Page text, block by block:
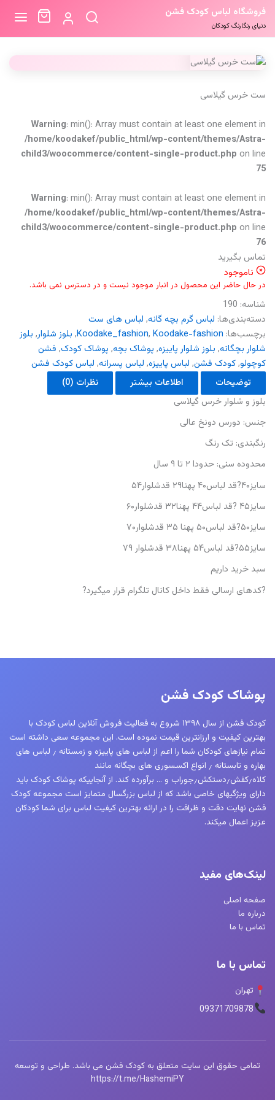
فروشگاه لباس کودک فشن
دنیای رنگارنگ کودکان
ست خرس گیلاسی
Warning: min(): Array must contain at least one element in
/home/koodakef/public_html/wp-content/themes/Astra-
child3/woocommerce/content-single-product.php on line
75
Warning: min(): Array must contain at least one element in
/home/koodakef/public_html/wp-content/themes/Astra-
child3/woocommerce/content-single-product.php on line
76
تماس بگیرید
ناموجود
در حال حاضر این محصول در انبار موجود نیست و در دسترس نمی باشد.
شناسه: 190
دسته‌بندی‌ها: لباس گرم بچه گانه, لباس های ست
برچسب‌ها:
Koodake_fashion,Koodake-fashion
, بلوز شلوار, بلوز
شلوار بچگانه, بلوز شلوار پاییزه, پوشاک بچه, پوشاک کودک, فشن
کوچولو,کودک فشن, لباس پاییزه, لباس پسرانه, لباس کودک فشن
توضیحات
اطلاعات بیشتر
نظرات (0)
بلوز و شلوار خرس گیلاسی
جنس: دورس دونخ عالی
رنگبندی: تک رنگ
محدوده سنی: حدودا ۲ تا ۹ سال
سایز۴۰?قد لباس۴۰ پهنا۲۹ قدشلوار۵۴
سایز۴۵ ?قد لباس۴۴ پهنا۳۲ قدشلوار۶۰
سایز۵۰?قد لباس۵۰ پهنا ۳۵ قدشلوار۷۰
سایز۵۵?قد لباس۵۴ پهنا۳۸ قدشلوار ۷۹
سبد خرید داریم
?کدهای ارسالی فقط داخل کانال تلگرام قرار میگیرد?
پوشاک کودک فشن
کودک فشن از سال ۱۳۹۸ شروع به فعالیت فروش آنلاین لباس کودک با
بهترین کیفیت و ارزانترین قیمت نموده است. این مجموعه سعی داشته است
تمام نیازهای کودکان شما را اعم از لباس های پاییزه و زمستانه ٫ لباس های
بهاره و تابستانه ٫ انواع اکسسوری های بچگانه مانند
کلاه٫کفش٫دستکش٫جوراب و … برآورده کند. از آنجاییکه پوشاک کودک باید
دارای ویژگیهای خاصی باشد که از لباس بزرگسال متمایز است مجموعه کودک
فشن نهایت دقت و ظرافت را در ارائه بهترین کیفیت لباس برای شما کودکان
عزیز اعمال میکند.
لینک‌های مفید
صفحه اصلی
درباره ما
تماس با ما
تماس با ما
تهران
09371709878
تمامی حقوق این سایت متعلق به کودک فشن می باشد. طراحی و توسعه
https://t.me/HashemiPY